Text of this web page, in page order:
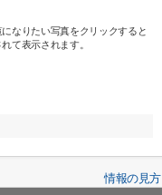
なりたい写真をクリックすると
て表示されます。
情報の見方